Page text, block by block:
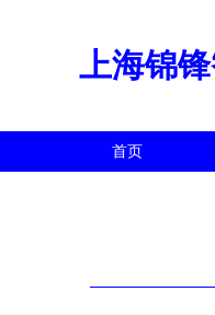
上海锦
首页